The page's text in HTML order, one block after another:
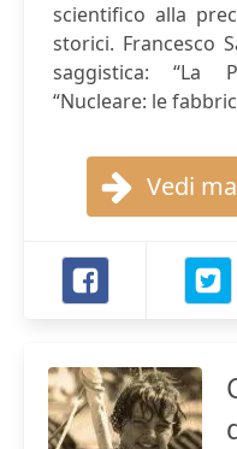
scientifico alla
storici. Francesco
saggistica: “La
“Nucleare: le
Vedi